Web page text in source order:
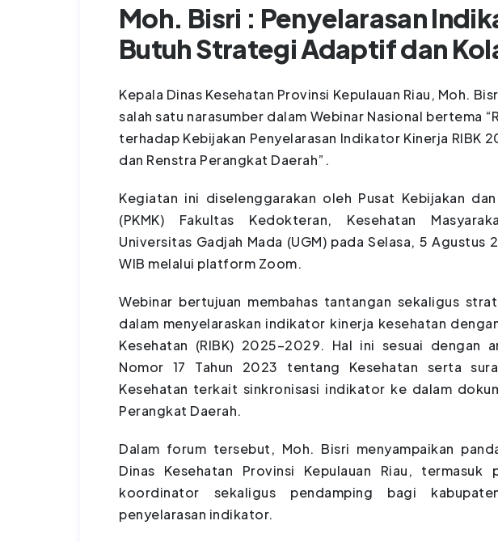
Moh. Bisri : Penyelarasan
Butuh Strategi Adaptif dan
Kepala Dinas Kesehatan Provinsi Kepulauan Riau, Moh.
salah satu narasumber dalam Webinar Nasional bertema
terhadap Kebijakan Penyelarasan Indikator Kinerja RIBK
dan Renstra Perangkat Daerah”.
Kegiatan ini diselenggarakan oleh Pusat Kebijakan dan
(PKMK) Fakultas Kedokteran, Kesehatan
Universitas Gadjah Mada (UGM) pada Selasa, 5 Agustus
WIB melalui platform Zoom.
Webinar bertujuan membahas tantangan sekaligus
dalam menyelaraskan indikator kinerja kesehatan
Kesehatan (RIBK) 2025–2029. Hal ini sesuai dengan
Nomor 17 Tahun 2023 tentang Kesehatan serta
Kesehatan terkait sinkronisasi indikator ke dalam
Perangkat Daerah.
Dalam forum tersebut, Moh. Bisri menyampaikan
Dinas Kesehatan Provinsi Kepulauan Riau, termasuk
koordinator sekaligus pendamping bagi
penyelarasan indikator.